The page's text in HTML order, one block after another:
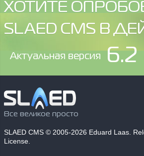
ХОТИТЕ
SLAED CMS В
Aктуальная версия 6.2
Все великое просто
SLAED CMS © 2005-2026 Eduard Laas.
License.